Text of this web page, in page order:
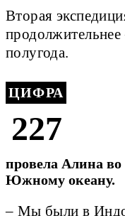
Вторая
полугода.
ЦИФРА
227
провела Алина
Южному океану.
– Мы были в